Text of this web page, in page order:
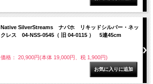
Native SilverStreams ナバホ リキッドシルバー・ネッ
クレス 04-NSS-0545（ 旧 04-0115 ） 5連45cm
価格： 20,900円(本体 19,000円、税 1,900円)